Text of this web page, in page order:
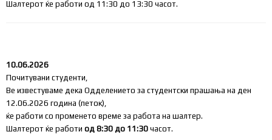
Шалтерот ќе работи од 11:30 до 13:30 часот.
10.06.2026
Почитувани студенти,
Ве известуваме дека Одделението за студентски прашања на ден
12.06.2026 година (петок),
ќе работи со променето време за работа на шалтер.
Шалтерот ќе работи од 8:30 до 11:30 часот.